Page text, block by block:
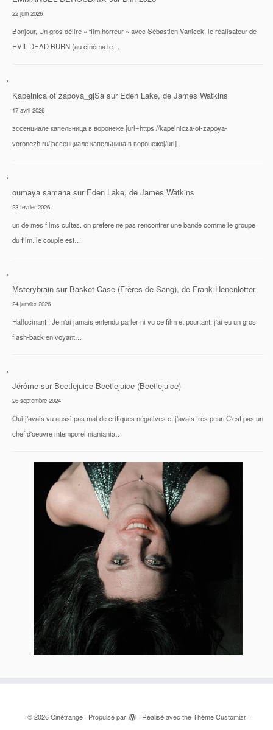
22 juin 2026
Bonjour, Un gros délire « film horreur » avec Sébastien Vanicek, le réalisateur de
EVIL DEAD BURN (au cinéma le…
Kapelnica ot zapoya_gjSa sur Eden Lake, de James Watkins
17 avril 2026
эссенциале капельница в воронеже [url=https://kapelnicza-ot-zapoya-
voronezh.ru/]эссенциале капельница в воронеже[/url] .
oumaya samaha sur Eden Lake, de James Watkins
23 février 2026
un de mes films cultes. on prefere ne pas rencontrer une bande comme le groupe
du film. le couple est…
Msterybrain sur Basket Case (Frères de Sang), de Frank Henenlotter
24 janvier 2026
Hallucinant ! Je n'ai jamais entendu parler ni vu ce film et pourtant, j'ai eu un gros
flash-back en voyant…
Jérôme sur Beetlejuice Beetlejuice (Beetlejuice)
26 septembre 2024
Oui j'avais vu aussi pas mal de critiques négatives et j'avais très peur. C'est pas un
chef d'oeuvre intemporel nianiania…
· © 2026 Cinétrange· Propulsé par · Réalisé avec theThème Customizr·